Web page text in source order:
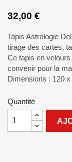
32,00 €
Tapis Astrologie
tirage des cartes,
Ce tapis en
convenir pour la
Dimensions : 120
Quantité